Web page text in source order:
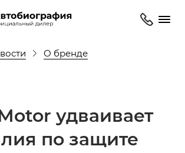
О бренде
удваивает
по защите